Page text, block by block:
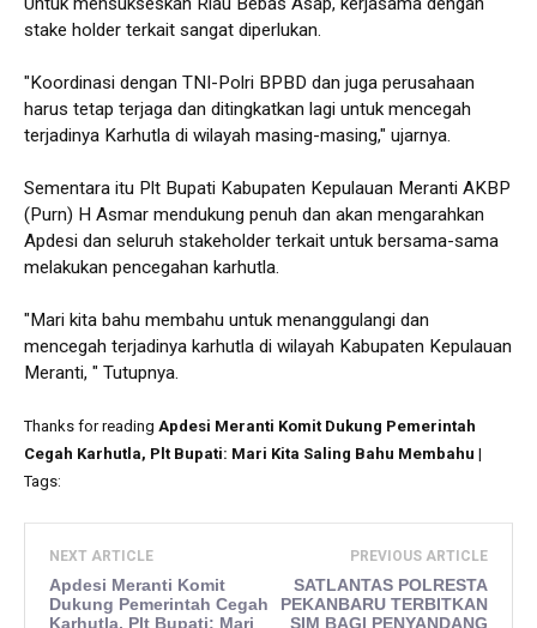
stake holder terkait sangat diperlukan.
"Koordinasi dengan TNI-Polri BPBD dan juga perusahaan
harus tetap terjaga dan ditingkatkan lagi untuk mencegah
terjadinya Karhutla di wilayah masing-masing," ujarnya.
Sementara itu Plt Bupati Kabupaten Kepulauan Meranti AKBP
(Purn) H Asmar mendukung penuh dan akan mengarahkan
Apdesi dan seluruh stakeholder terkait untuk bersama-sama
melakukan pencegahan karhutla.
"Mari kita bahu membahu untuk menanggulangi dan
mencegah terjadinya karhutla di wilayah Kabupaten Kepulauan
Meranti, " Tutupnya.
Thanks for reading Apdesi Meranti Komit Dukung Pemerintah
Cegah Karhutla, Plt Bupati: Mari Kita Saling Bahu Membahu |
Tags:
NEXT ARTICLE
Apdesi Meranti Komit
Dukung Pemerintah Cegah
Karhutla, Plt Bupati: Mari
PREVIOUS ARTICLE
SATLANTAS POLRESTA
PEKANBARU TERBITKAN
SIM BAGI PENYANDANG